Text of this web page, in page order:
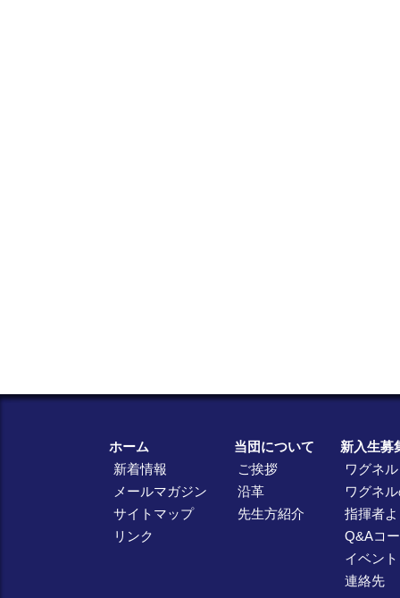
ホーム
新着情報
メールマガジン
サイトマップ
リンク
当団について
ご挨拶
沿革
先生方紹介
新入生募
ワグネ
ワグネ
指揮者
Q&Aコ
イベン
連絡先